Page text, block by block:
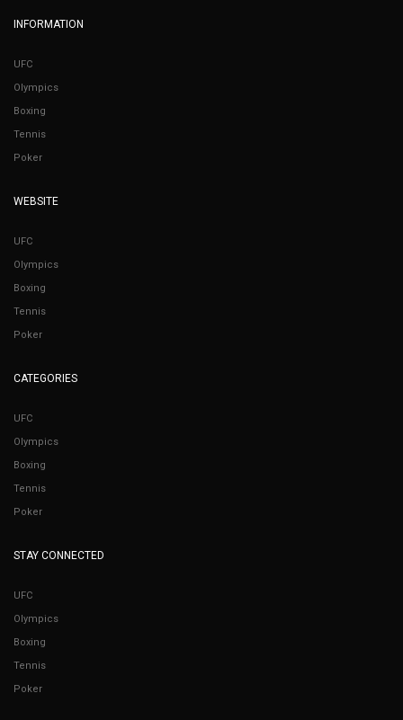
INFORMATION
UFC
Olympics
Boxing
Tennis
Poker
WEBSITE
UFC
Olympics
Boxing
Tennis
Poker
CATEGORIES
UFC
Olympics
Boxing
Tennis
Poker
STAY CONNECTED
UFC
Olympics
Boxing
Tennis
Poker